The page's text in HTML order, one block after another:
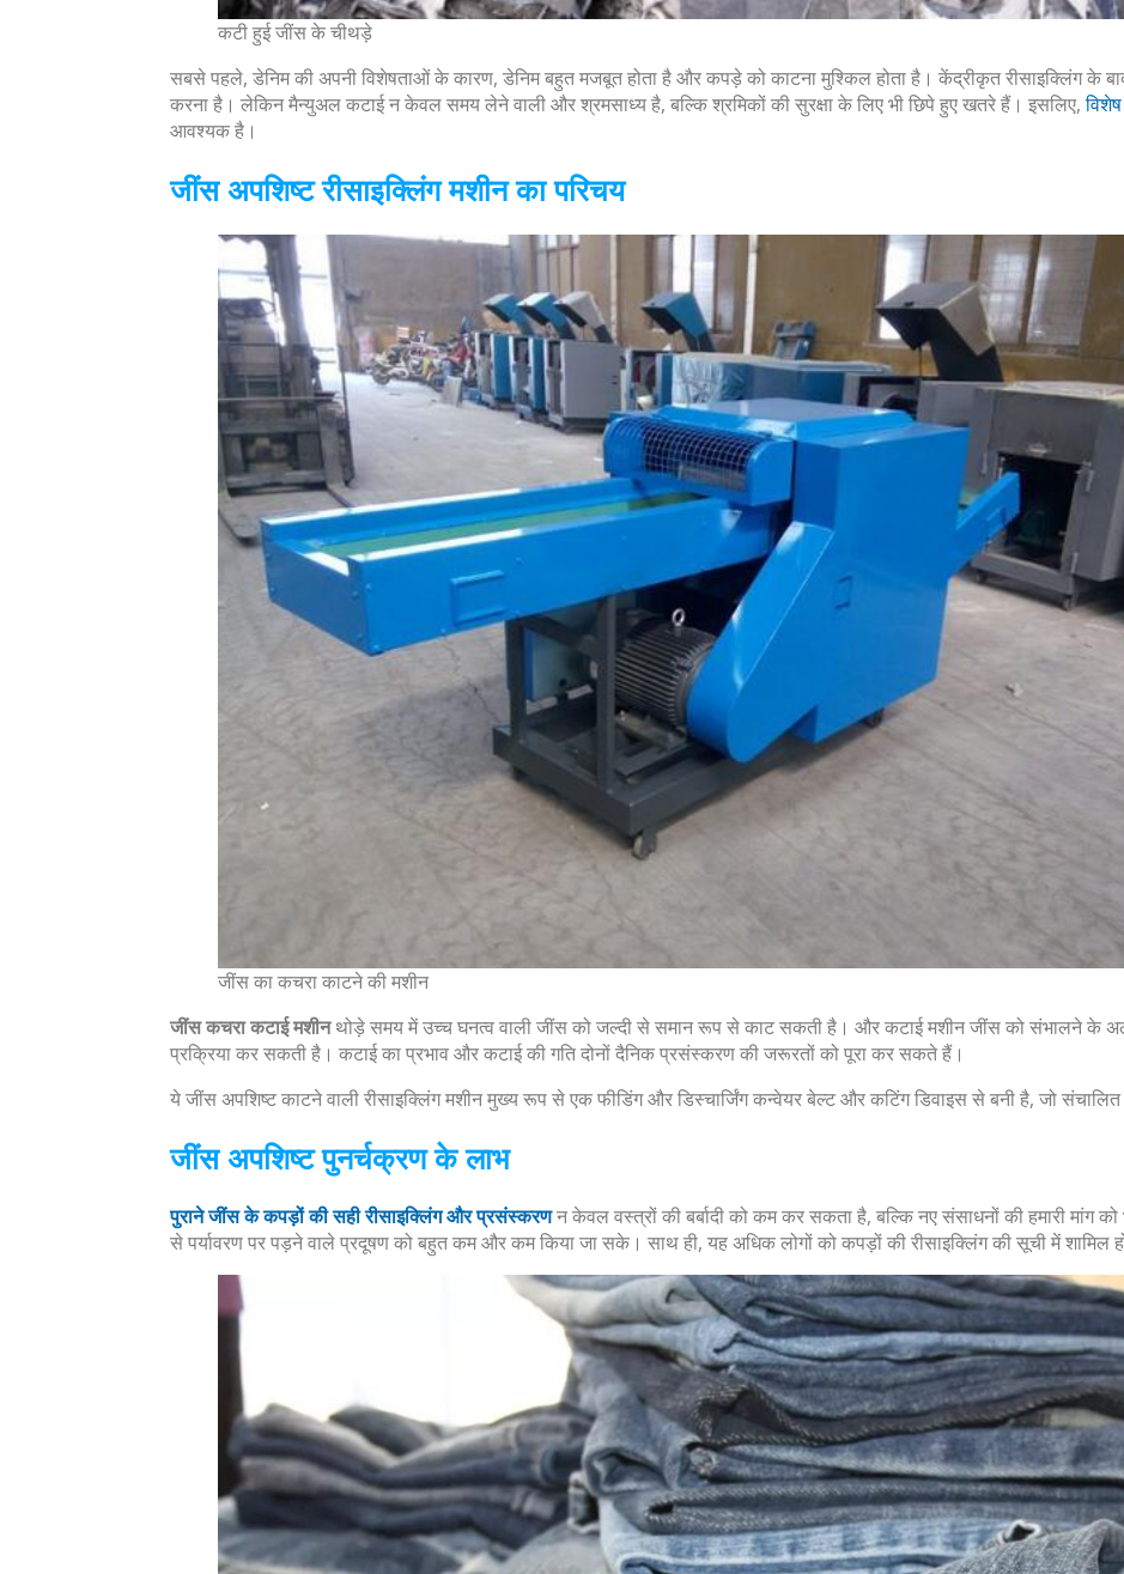
कटी हुई जींस के चीथड़े
सबसे पहले, डेनिम की अपनी विशेषताओं के कारण, डेनिम बहुत मजबूत होता है और कपड़े को काटना मुश्किल होता है। केंद्रीकृत रीसाइक्लिंग के
करना है। लेकिन मैन्युअल कटाई न केवल समय लेने वाली और श्रमसाध्य है, बल्कि श्रमिकों की सुरक्षा के लिए भी छिपे हुए खतरे हैं। इसलिए,
आवश्यक है।
जींस अपशिष्ट रीसाइक्लिंग मशीन का परिचय
जींस का कचरा काटने की मशीन
जींस कचरा कटाई मशीनथोड़े समय में उच्च घनत्व वाली जींस को जल्दी से समान रूप से काट सकती है। और कटाई मशीन जींस को संभालने के
प्रक्रिया कर सकती है। कटाई का प्रभाव और कटाई की गति दोनों दैनिक प्रसंस्करण की जरूरतों को पूरा कर सकते हैं।
ये जींस अपशिष्ट काटने वाली रीसाइक्लिंग मशीन मुख्य रूप से एक फीडिंग और डिस्चार्जिंग कन्वेयर बेल्ट और कटिंग डिवाइस से बनी है, जो
जींस अपशिष्ट पुनर्चक्रण के लाभ
पुराने जींस के कपड़ों की सही रीसाइक्लिंग और प्रसंस्करणन केवल वस्त्रों की बर्बादी को कम कर सकता है, बल्कि नए संसाधनों की हमारी मांग
से पर्यावरण पर पड़ने वाले प्रदूषण को बहुत कम और कम किया जा सके। साथ ही, यह अधिक लोगों को कपड़ों की रीसाइक्लिंग की सूची में शामिल